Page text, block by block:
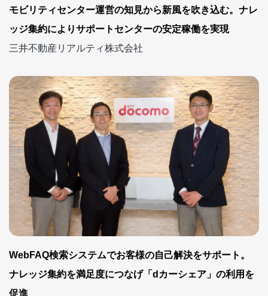
モビリティセンター運営の知見から新風を吹き込む。ナレ
ッジ集約によりサポートセンターの安定稼働を実現
三井不動産リアルティ株式会社
WebFAQ検索システムでお客様の自己解決をサポート。
ナレッジ集約を満足度につなげ「dカーシェア」の利用を
促進